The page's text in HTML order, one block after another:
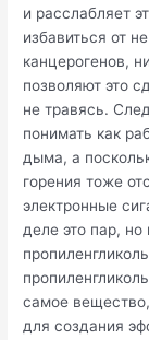
и расслабляет
избавиться от
канцерогенов,
позволяют это
не травясь.
понимать как
дыма, а
горения тоже
электронные
деле это пар,
самое
для создания